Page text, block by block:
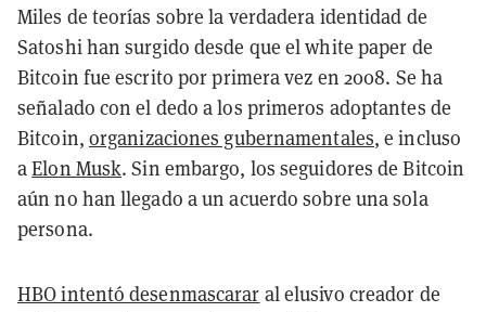
Miles de teorías sobre la verdadera identidad de
Satoshi han surgido desde que el white paper de
Bitcoin fue escrito por primera vez en 2008. Se ha
señalado con el dedo a los primeros adoptantes de
Bitcoin, organizaciones gubernamentales, e incluso
aElon Musk. Sin embargo, los seguidores de Bitcoin
aún no han llegado a un acuerdo sobre una sola
persona.
HBO intentó desenmascarar al elusivo creador de